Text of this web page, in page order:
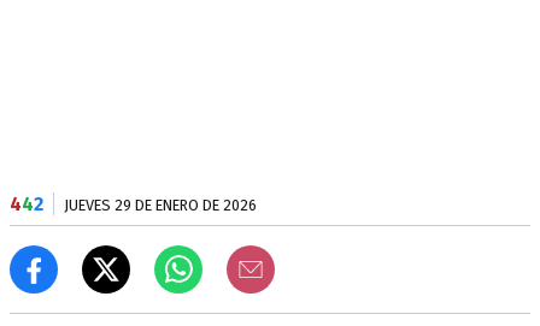
442 JUEVES 29 DE ENERO DE 2026